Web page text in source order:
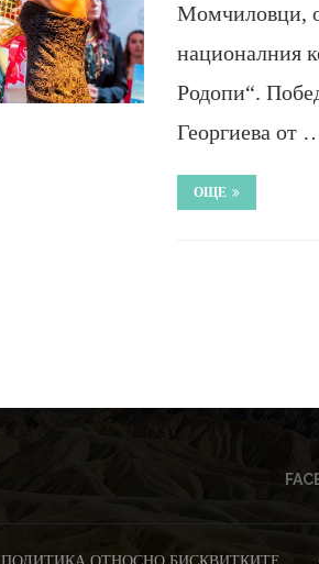
Момчиловци,
националния
Родопи“.
Георгиева от
ОЩЕ